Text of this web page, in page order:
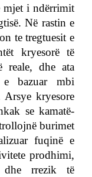
mjet i ndërrimit
Në rastin e
te tregtuesit e
kryesorë të
reale, dhe ata
e bazuar mbi
kryesore
se kamatë-
burimet
fuqinë e
prodhimi,
dhe rrezik të